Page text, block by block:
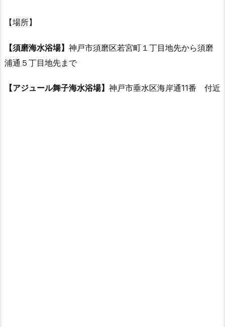
【場所】
【須磨海水浴場】 神戸市須磨区若宮町１丁目地先から須磨
浦通５丁目地先まで
【アジュール舞子海水浴場】 神戸市垂水区海岸通11番 付近